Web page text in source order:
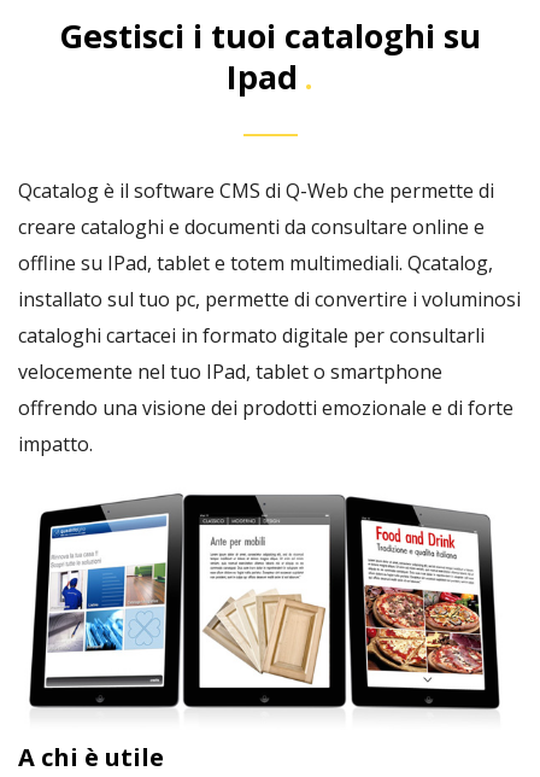
Gestisci i tuoi cataloghi su
Ipad
Qcatalog è il software CMS di Q-Web che permette di
creare cataloghi e documenti da consultare online e
offline su IPad, tablet e totem multimediali. Qcatalog,
installato sul tuo pc, permette di convertire i voluminosi
cataloghi cartacei in formato digitale per consultarli
velocemente nel tuo IPad, tablet o smartphone
offrendo una visione dei prodotti emozionale e di forte
impatto.
A chi è utile